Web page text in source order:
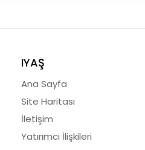
IYAŞ
Ana Sayfa
Site Haritası
İletişim
Yatırımcı İlişkileri